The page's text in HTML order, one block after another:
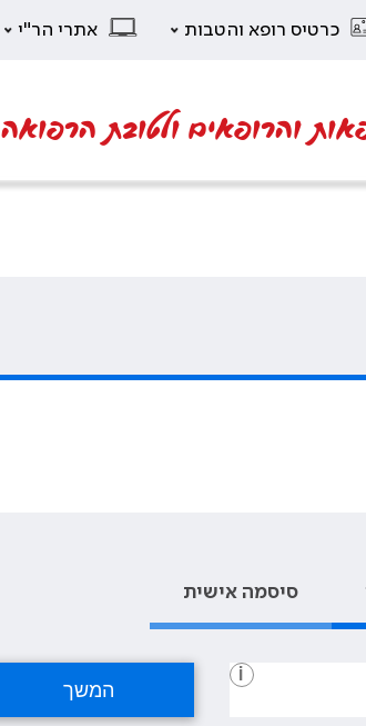
כרטיס רופא והטבות אתרי הר"י
והרופאים ולטובת הרפואה
סיסמה אישית
i